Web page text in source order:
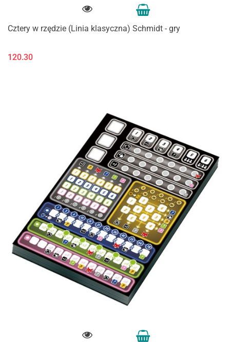
Cztery w rzędzie (Linia klasyczna) Schmidt - gry
120.30